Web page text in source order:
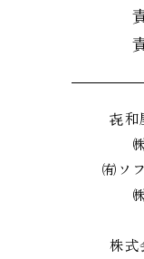
㐂
㈲ソ
株式